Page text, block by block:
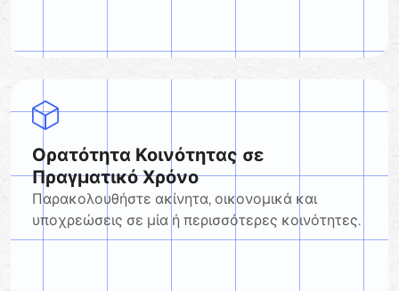
Ορατότητα Κοινότητας σε
Πραγματικό Χρόνο
Παρακολουθήστε ακίνητα, οικονομικά και
υποχρεώσεις σε μία ή περισσότερες κοινότητες.